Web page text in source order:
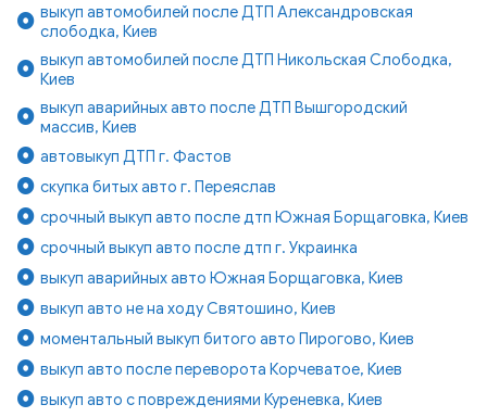
выкуп автомобилей после ДТП Александровская
слободка, Киев
выкуп автомобилей после ДТП Никольская Слободка,
Киев
выкуп аварийных авто после ДТП Вышгородский
массив, Киев
автовыкуп ДТП г. Фастов
скупка битых авто г. Переяслав
срочный выкуп авто после дтп Южная Борщаговка, Киев
срочный выкуп авто после дтп г. Украинка
выкуп аварийных авто Южная Борщаговка, Киев
выкуп авто не на ходу Святошино, Киев
моментальный выкуп битого авто Пирогово, Киев
выкуп авто после переворота Корчеватое, Киев
выкуп авто с повреждениями Куреневка, Киев